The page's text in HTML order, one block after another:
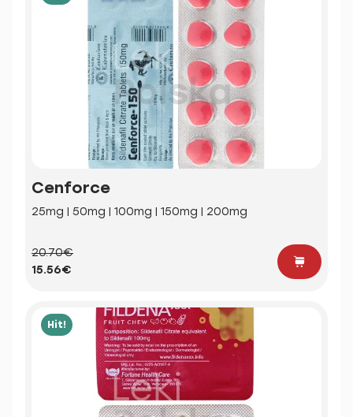
Cenforce
25mg | 50mg | 100mg | 150mg | 200mg
20.70€
15.56€
Hit!